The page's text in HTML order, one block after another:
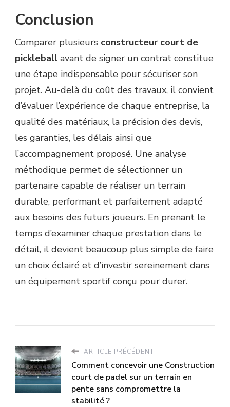
Conclusion
Comparer plusieurs constructeur court de
pickleball avant de signer un contrat constitue
une étape indispensable pour sécuriser son
projet. Au-delà du coût des travaux, il convient
d’évaluer l’expérience de chaque entreprise, la
qualité des matériaux, la précision des devis,
les garanties, les délais ainsi que
l’accompagnement proposé. Une analyse
méthodique permet de sélectionner un
partenaire capable de réaliser un terrain
durable, performant et parfaitement adapté
aux besoins des futurs joueurs. En prenant le
temps d’examiner chaque prestation dans le
détail, il devient beaucoup plus simple de faire
un choix éclairé et d’investir sereinement dans
un équipement sportif conçu pour durer.
ARTICLE PRÉCÉDENT
Comment concevoir une Construction
court de padel sur un terrain en
pente sans compromettre la
stabilité ?